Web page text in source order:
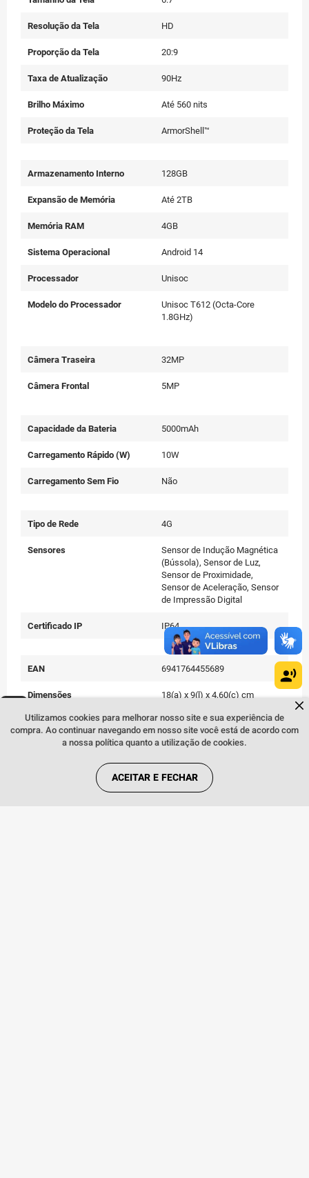
Fale comigo clicando aqui
Resolução da Tela HD
Proporção da Tela 20:9
Taxa de Atualização 90Hz
Brilho Máximo Até 560 nits
Proteção da Tela ArmorShell™
Armazenamento Interno 128GB
Expansão de Memória Até 2TB
Memória RAM 4GB
Sistema Operacional Android 14
Processador Unisoc
Modelo do Processador
Unisoc T612 (Octa-Core
1.8GHz)
Câmera Traseira 32MP
Câmera Frontal 5MP
Capacidade da Bateria 5000mAh
Carregamento Rápido (W) 10W
Carregamento Sem Fio Não
Tipo de Rede 4G
Sensores
Sensor de Indução Magnética
(Bússola), Sensor de Luz,
Sensor de Proximidade,
Sensor de Aceleração, Sensor
de Impressão Digital
Certificado IP IP64
EAN 6941764455689
Dimensões 18(a) x 9(l) x 4,60(c) cm
Peso 190 g
Verde
Conteúdo da Embalagem
01 Realme Note 60S | 01
Carregador | 01 Cabo USB
Utilizamos cookies para melhorar nosso site e sua experiência de
compra. Ao continuar navegando em nosso site você está de acordo com
a nossa política quanto a utilização de cookies.
ACEITAR E FECHAR